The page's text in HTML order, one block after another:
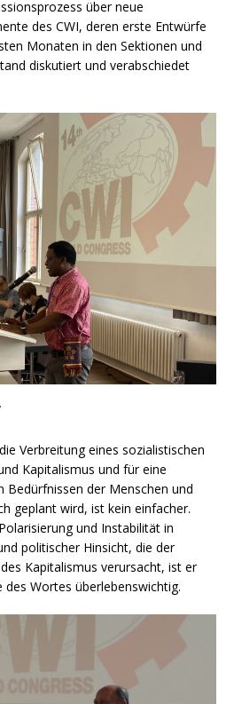
über neue
des CWI, deren erste Entwürfe
Monaten in den Sektionen und
diskutiert und verabschiedet
Verbreitung eines sozialistischen
Kapitalismus und für eine
Bedürfnissen der Menschen und
geplant wird, ist kein einfacher.
und Instabilität in
politischer Hinsicht, die der
Kapitalismus verursacht, ist er
Wortes überlebenswichtig.